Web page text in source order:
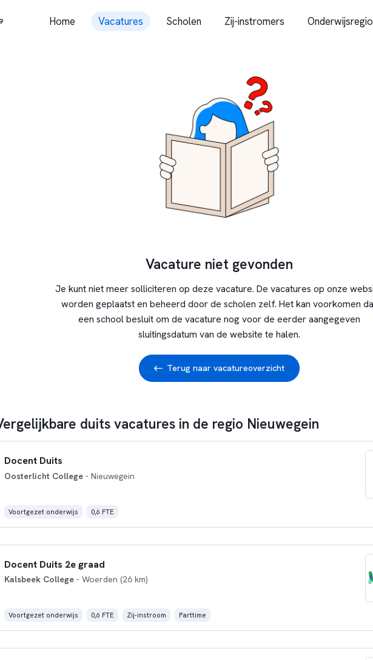
Home Vacatures Scholen Zij-instromers
Vacature niet gevonden
Je kunt niet meer solliciteren op deze vacature. De vacatures op onze
worden geplaatst en beheerd door de scholen zelf. Het kan voorkomen
een school besluit om de vacature nog voor de eerder aangegeven
sluitingsdatum van de website te halen.
Terug naar vacatureoverzicht
duits vacatures in de regio Nieuwegein
Docent Duits
Oosterlicht College- Nieuwegein
Voortgezet onderwijs 0,6 FTE
Docent Duits 2e graad
Kalsbeek College- Woerden (26 km)
Voortgezet onderwijs 0,6 FTE Zij-instroom Parttime